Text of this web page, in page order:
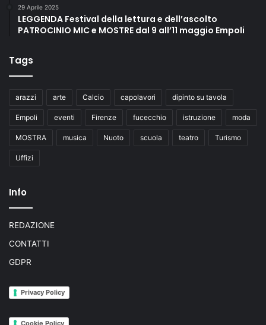
29 Aprile 2025
LEGGENDA Festival della lettura e dell’ascolto
PATROCINIO MIC e MOSTRE dal 9 all’11 maggio Empoli
Tags
arazzi arte Calcio capolavori dipinto su tavola
Empoli eventi Firenze fucecchio istruzione moda
MOSTRA musica Nuoto scuola teatro Turismo
Uffizi
Info
REDAZIONE
CONTATTI
GDPR
Privacy Policy